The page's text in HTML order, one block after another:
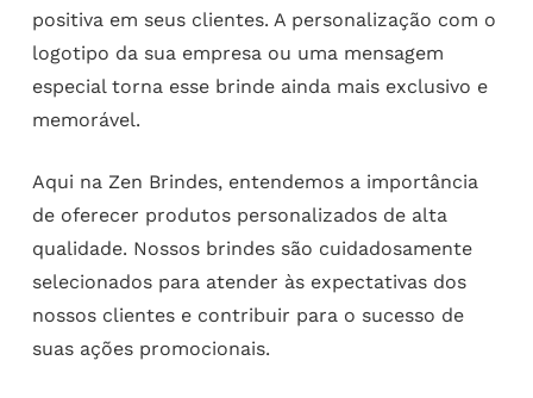
positiva em seus clientes. A personalização com o
logotipo da sua empresa ou uma mensagem
especial torna esse brinde ainda mais exclusivo e
memorável.
Aqui na Zen Brindes, entendemos a importância
de oferecer produtos personalizados de alta
qualidade. Nossos brindes são cuidadosamente
selecionados para atender às expectativas dos
nossos clientes e contribuir para o sucesso de
suas ações promocionais.